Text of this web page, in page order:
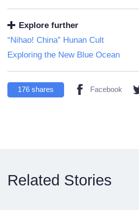
Explore further
“Nihao! China” Hunan Cult
Exploring the New Blue Ocean
176 shares Facebook
Related Stories